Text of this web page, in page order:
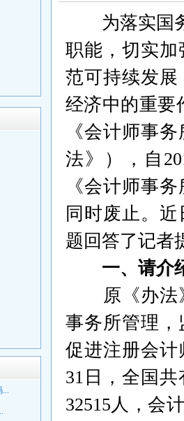
...
为落实国
职能，切实
范可持续发
经济中的重要
《会计师事
法》），自
《会计师事
同时废止。
题回答了记者
一、请介
原《办法
事务所管理
促进注册会
31 日，全国
32515人，会